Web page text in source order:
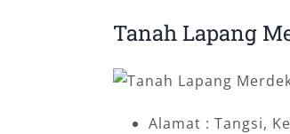
Tanah Lapang
Alamat : Tangsi,